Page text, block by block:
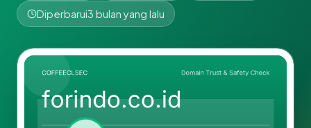
Diperbarui3 bulan yang lalu